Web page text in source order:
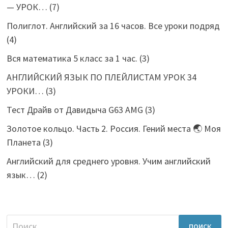
— УРОК… (7)
Полиглот. Английский за 16 часов. Все уроки подряд
(4)
Вся математика 5 класс за 1 час. (3)
АНГЛИЙСКИЙ ЯЗЫК ПО ПЛЕЙЛИСТАМ УРОК 34
УРОКИ… (3)
Тест Драйв от Давидыча G63 AMG (3)
Золотое кольцо. Часть 2. Россия. Гений места 🌏 Моя
Планета (3)
Английский для среднего уровня. Учим английский
язык… (2)
Найти: